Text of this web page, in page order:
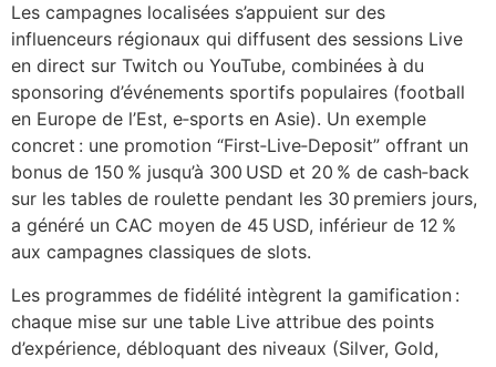
Les campagnes localisées s’appuient sur des
influenceurs régionaux qui diffusent des sessions Live
en direct sur Twitch ou YouTube, combinées à du
sponsoring d’événements sportifs populaires (football
en Europe de l’Est, e‑sports en Asie). Un exemple
concret : une promotion “First‑Live‑Deposit” offrant un
bonus de 150 % jusqu’à 300 USD et 20 % de cash‑back
sur les tables de roulette pendant les 30 premiers jours,
a généré un CAC moyen de 45 USD, inférieur de 12 %
aux campagnes classiques de slots.
Les programmes de fidélité intègrent la gamification :
chaque mise sur une table Live attribue des points
d’expérience, débloquant des niveaux (Silver, Gold,